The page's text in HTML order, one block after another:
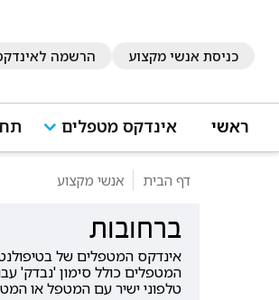
כניסת אנשי מקצוע הרשמה
ראשי אינדקס מטפלים
דף הבית אנשי מקצוע
ברחובות
אינדקס המטפלים של
המטפלים כולל סימון 'נבדק'
טלפוני ישיר עם המטפל או